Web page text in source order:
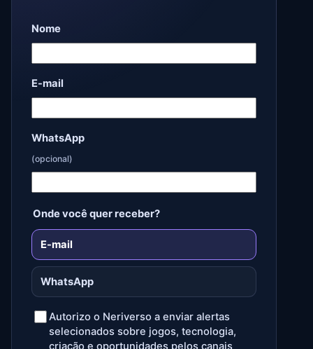
Site da empresa
Nome
E-mail
WhatsApp
(opcional)
Onde você quer receber?
E-mail
WhatsApp
Autorizo o Neriverso a enviar alertas
selecionados sobre jogos, tecnologia,
criação e oportunidades pelos canais